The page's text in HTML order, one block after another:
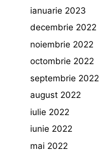
ianuarie 2023
decembrie 2022
noiembrie 2022
octombrie 2022
septembrie 2022
august 2022
iulie 2022
iunie 2022
mai 2022